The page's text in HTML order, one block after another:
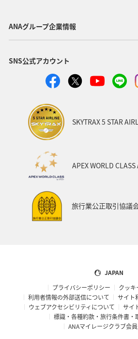
ANAグループ企業情報
SNS公式アカウント
SKYTRAX 5 STAR
APEX WORLD
旅行業公正取引協議
JAPAN
プライバシーポリシー
クッキ
利用者情報の外部送信について
サイト
ウェブアクセシビリティについて
サイ
標識・各種約款・旅行条件書・
ANAマイレージクラブ会